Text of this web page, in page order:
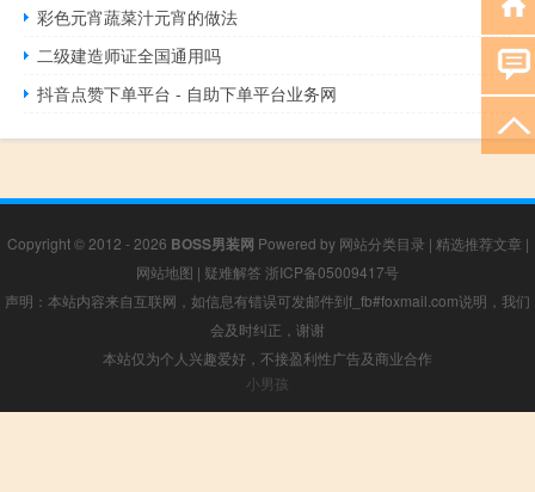
彩色元宵蔬菜汁元宵的做法
二级建造师证全国通用吗
抖音点赞下单平台 - 自助下单平台业务网
Copyright © 2012 - 2026 BOSS男装网 Powered by 网站分类目录 | 精选推荐文章 |
网站地图 | 疑难解答 浙ICP备05009417号
声明：本站内容来自互联网，如信息有错误可发邮件到f_fb#foxmail.com说明，我们
会及时纠正，谢谢
本站仅为个人兴趣爱好，不接盈利性广告及商业合作
小男孩